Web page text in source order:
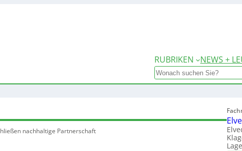
RUBRIKEN NEWS +
Search
nachhaltige Partnerschaft